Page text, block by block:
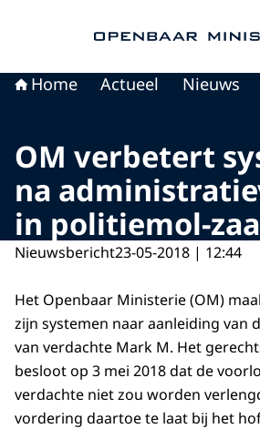
Home Actueel Nieuws
OM verbetert
na
in politiemol-
Nieuwsbericht23-05-2018 | 12:44
Het Openbaar Ministerie (OM)
zijn systemen naar aanleiding van
van verdachte Mark M. Het
besloot op 3 mei 2018 dat de
verdachte niet zou worden
vordering daartoe te laat bij het